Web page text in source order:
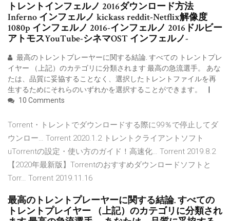
トレントインフェルノ 2016ダウンロード方法
Inferno インフェルノ kickass reddit-Netflix解像度
1080p インフェルノ 2016-インフェルノ 2016ドルビー
アトモスYouTube-シネマOST インフェルノ-
最高のトレントプレーヤーに関する結論. すべての トレントプレ
イヤー （上記）のカテゴリに分類されます 最高の急流選手。 あな
たは、品質に妥協することなく、選択したトレントファイルを再
生するためにそれらのいずれかを選択することができます。
10 Comments
Torrent・トレントでダウンロードする際に99％で停止してダ
ウンロー… Torrent 2020.1.2 トレントクライアントソフト
uTorrentの設定・使い方のガイド！高速化… Torrent 2019.8.2
【2020年最新版】Torrentのおすすめダウンロードソフトと
Torr… Torrent 2019.11.16
最高のトレントプレーヤーに関する結論. すべての
トレントプレイヤー （上記）のカテゴリに分類され